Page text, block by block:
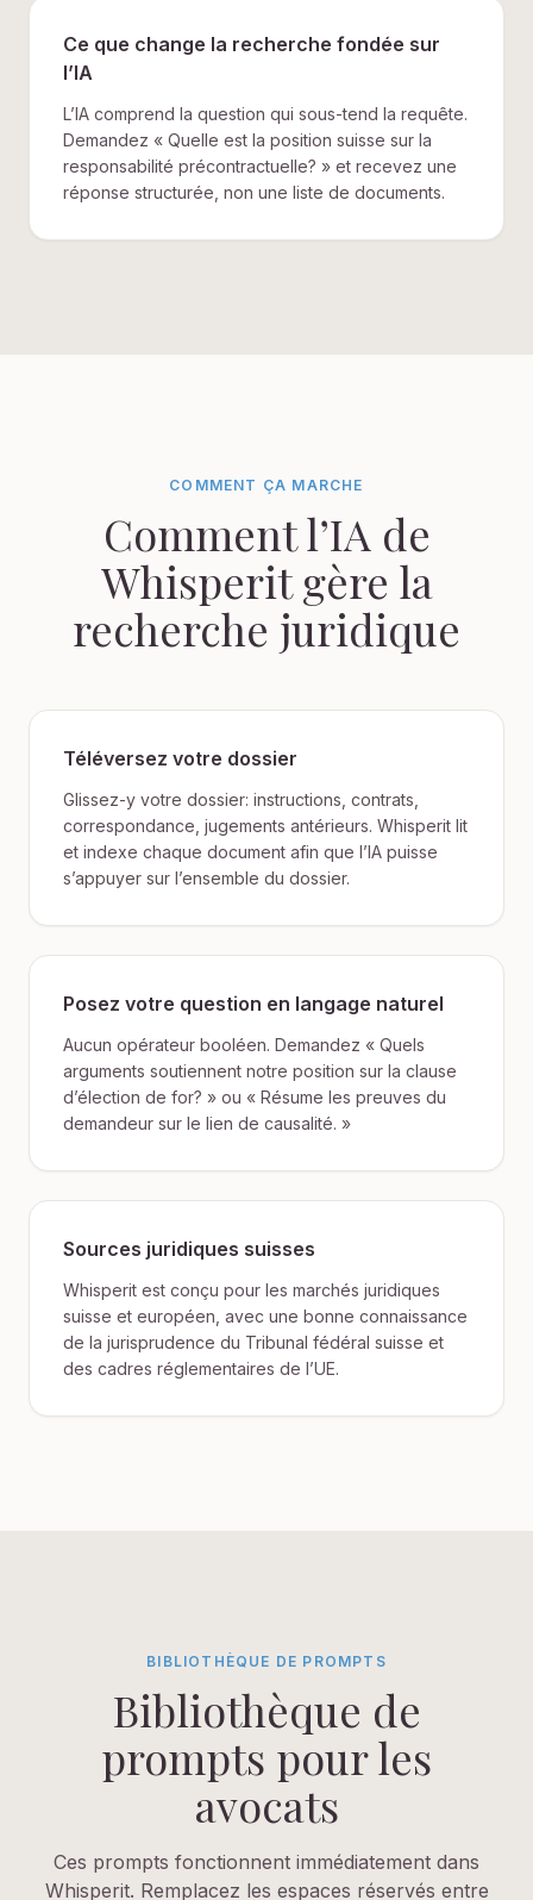
Ce que change la recherche fondée sur
l’IA
L’IA comprend la question qui sous-tend la requête.
Demandez « Quelle est la position suisse sur la
responsabilité précontractuelle? » et recevez une
réponse structurée, non une liste de documents.
COMMENT ÇA MARCHE
Comment l’IA de
Whisperit gère la
recherche juridique
Téléversez votre dossier
Glissez-y votre dossier: instructions, contrats,
correspondance, jugements antérieurs. Whisperit lit
et indexe chaque document afin que l’IA puisse
s’appuyer sur l’ensemble du dossier.
Posez votre question en langage naturel
Aucun opérateur booléen. Demandez « Quels
arguments soutiennent notre position sur la clause
d’élection de for? » ou « Résume les preuves du
demandeur sur le lien de causalité. »
Sources juridiques suisses
Whisperit est conçu pour les marchés juridiques
suisse et européen, avec une bonne connaissance
de la jurisprudence du Tribunal fédéral suisse et
des cadres réglementaires de l’UE.
BIBLIOTHÈQUE DE PROMPTS
Bibliothèque de
prompts pour les
avocats
Ces prompts fonctionnent immédiatement dans
Whisperit. Remplacez les espaces réservés entre